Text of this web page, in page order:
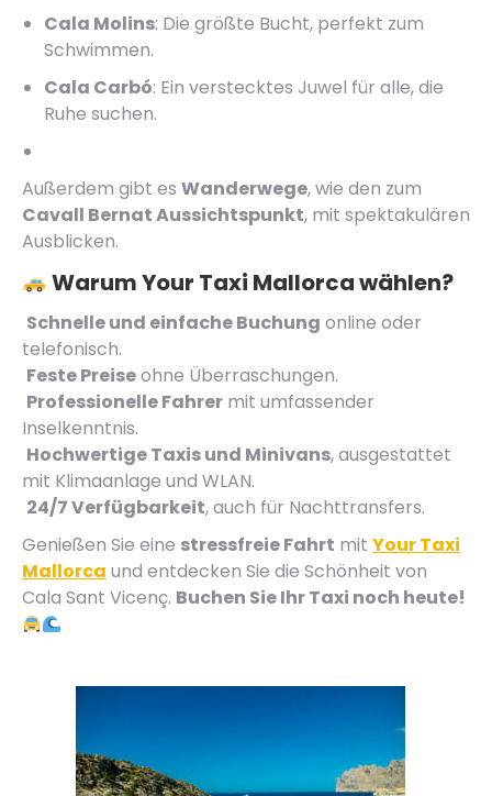
Cala Molins: Die größte Bucht, perfekt zum
Schwimmen.
Cala Carbó: Ein verstecktes Juwel für alle, die
Ruhe suchen.
Außerdem gibt es Wanderwege, wie den zum
Cavall Bernat Aussichtspunkt, mit spektakulären
Ausblicken.
WarumYour Taxi Mallorcawählen?
Schnelle und einfache Buchung online oder
telefonisch.
Feste Preiseohne Überraschungen.
Professionelle Fahrer mit umfassender
Inselkenntnis.
Hochwertige Taxis und Minivans, ausgestattet
mit Klimaanlage und WLAN.
24/7 Verfügbarkeit, auch für Nachttransfers.
Genießen Sie eine stressfreie Fahrt mit Your Taxi
Mallorca und entdecken Sie die Schönheit von
Cala Sant Vicenç. Buchen Sie Ihr Taxi noch heute!